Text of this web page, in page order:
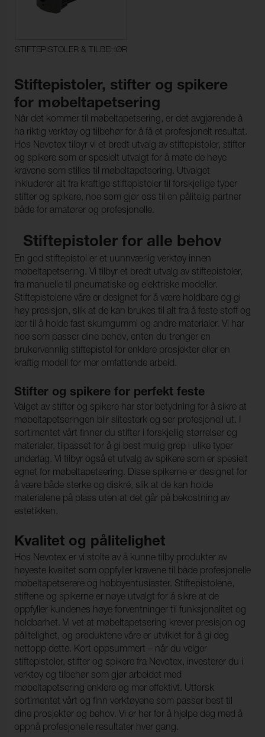
STIFTEPISTOLER & TILBEHØR
Stiftepistoler, stifter og spikere
for møbeltapetsering
Når det kommer til møbeltapetsering, er det avgjørende å
ha riktig verktøy og tilbehør for å få et profesjonelt resultat.
Hos Nevotex tilbyr vi et bredt utvalg av stiftepistoler, stifter
og spikere som er spesielt utvalgt for å møte de høye
kravene som stilles til møbeltapetsering. Utvalget
inkluderer alt fra kraftige stiftepistoler til forskjellige typer
stifter og spikere, noe som gjør oss til en pålitelig partner
både for amatører og profesjonelle.
Stiftepistoler for alle behov
En god stiftepistol er et uunnværlig verktøy innen
møbeltapetsering. Vi tilbyr et bredt utvalg av stiftepistoler,
fra manuelle til pneumatiske og elektriske modeller.
Stiftepistolene våre er designet for å være holdbare og gi
høy presisjon, slik at de kan brukes til alt fra å feste stoff og
lær til å holde fast skumgummi og andre materialer. Vi har
noe som passer dine behov, enten du trenger en
brukervennlig stiftepistol for enklere prosjekter eller en
kraftig modell for mer omfattende arbeid.
Stifter og spikere for perfekt feste
Valget av stifter og spikere har stor betydning for å sikre at
møbeltapetseringen blir slitesterk og ser profesjonell ut. I
sortimentet vårt finner du stifter i forskjellig størrelser og
materialer, tilpasset for å gi best mulig grep i ulike typer
underlag. Vi tilbyr også et utvalg av spikere som er spesielt
egnet for møbeltapetsering. Disse spikerne er designet for
å være både sterke og diskré, slik at de kan holde
materialene på plass uten at det går på bekostning av
estetikken.
Kvalitet og pålitelighet
Hos Nevotex er vi stolte av å kunne tilby produkter av
høyeste kvalitet som oppfyller kravene til både profesjonelle
møbeltapetserere og hobbyentusiaster. Stiftepistolene,
stiftene og spikerne er nøye utvalgt for å sikre at de
oppfyller kundenes høye forventninger til funksjonalitet og
holdbarhet. Vi vet at møbeltapetsering krever presisjon og
pålitelighet, og produktene våre er utviklet for å gi deg
nettopp dette. Kort oppsummert – når du velger
stiftepistoler, stifter og spikere fra Nevotex, investerer du i
verktøy og tilbehør som gjør arbeidet med
møbeltapetsering enklere og mer effektivt. Utforsk
sortimentet vårt og finn verktøyene som passer best til
dine prosjekter og behov. Vi er her for å hjelpe deg med å
oppnå profesjonelle resultater hver gang.